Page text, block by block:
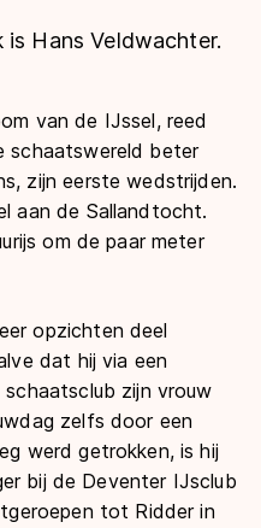
Hans Veldwachter.
van de IJssel, reed
schaatswereld beter
zijn eerste wedstrijden.
aan de Sallandtocht.
om de paar meter
opzichten deel
dat hij via een
schaatsclub zijn vrouw
zelfs door een
werd getrokken, is hij
bij de Deventer IJsclub
tot Ridder in